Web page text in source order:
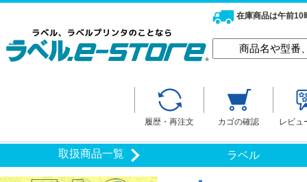
在庫商品は午前10
履歴・再注文 カゴの確認 レビュ
取扱商品一覧 ラベル